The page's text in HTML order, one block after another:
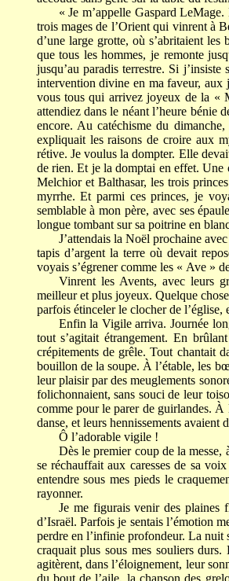
« Je m’appelle Gaspard
trois mages de l’Orient qui vinrent à
d’une large grotte, où s’abritaient
que tous les hommes, je remonte
jusqu’au paradis terrestre. Si
intervention divine en ma faveur, aux
vous tous qui arrivez joyeux de la «
attendiez dans le néant l’heure bénie
encore. Au catéchisme du
expliquait les raisons de croire aux
rétive. Je voulus la dompter. Elle
de rien. Et je la domptai en effet. Une
Melchior et Balthasar, les trois
myrrhe. Et parmi ces princes, je
semblable à mon père, avec ses
longue tombant sur sa poitrine en
J’attendais la Noël prochaine
tapis d’argent la terre où devait
voyais s’égrener comme les « Ave »
Vinrent les Avents, avec leurs
meilleur et plus joyeux. Quelque
parfois étinceler le clocher de l’église,
Enfin la Vigile arriva. Journée
tout s’agitait étrangement. En
crépitements de grêle. Tout chantait
bouillon de la soupe. À l’étable, les
leur plaisir par des meuglements
folichonnaient, sans souci de leur
comme pour le parer de guirlandes. À
danse, et leurs hennissements avaient
Ô l’adorable vigile !
Dès le premier coup de la messe,
se réchauffait aux caresses de sa
entendre sous mes pieds le
rayonner.
Je me figurais venir des plaines
d’Israël. Parfois je sentais l’émotion
perdre en l’infinie profondeur. La nuit
craquait plus sous mes souliers
agitèrent, dans l’éloignement, leur
du bout de l’aile, la chanson des